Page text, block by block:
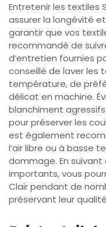
Entretenir les textiles
assurer la longévité
garantir que vos
recommandé de
d’entretien fournies
conseillé de laver les
température, de
délicat en machine.
blanchiment
pour préserver les
est également
l’air libre ou à basse
dommage. En
importants, vous
Clair pendant de
préservant leur